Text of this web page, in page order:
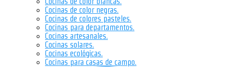
Cocinas de color negras.
Cocinas de colores pasteles.
Cocinas para departamentos.
Cocinas artesanales.
Cocinas solares.
Cocinas ecológicas.
Cocinas para casas de campo.